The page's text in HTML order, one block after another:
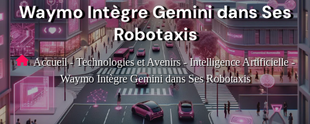
Waymo Intègre Gemini dans Ses
Robotaxis
Accueil - Technologies et Avenirs - Intelligence Artificielle -
Waymo Intègre Gemini dans Ses Robotaxis